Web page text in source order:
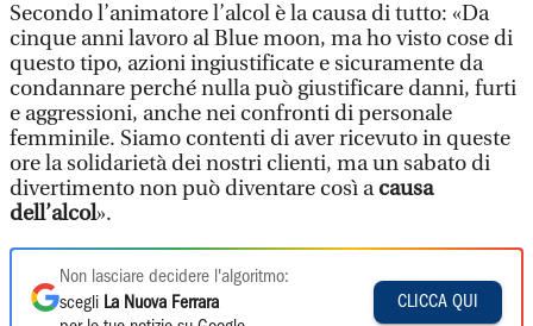
Secondo l’animatore l’alcol è la causa di tutto: «Da
cinque anni lavoro al Blue moon, ma ho visto cose di
questo tipo, azioni ingiustificate e sicuramente da
condannare perché nulla può giustificare danni, furti
e aggressioni, anche nei confronti di personale
femminile. Siamo contenti di aver ricevuto in queste
ore la solidarietà dei nostri clienti, ma un sabato di
divertimento non può diventare così acausa
dell’alcol».
Non lasciare decidere l'algoritmo:
scegli La Nuova Ferrara
CLICCA QUI